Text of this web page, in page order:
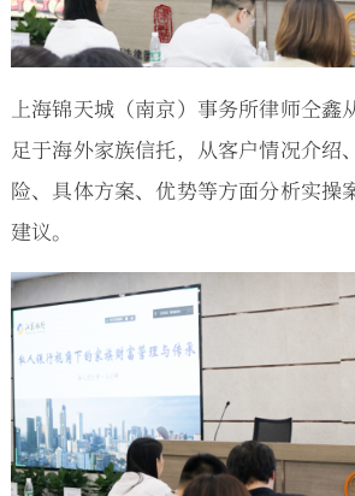
上海锦天城（南京）事务所律师仝鑫
足于海外家族信托，从客户情况介绍
险、具体方案、优势等方面分析实操
建议。